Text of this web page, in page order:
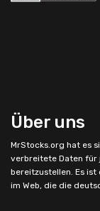
Über uns
MrStocks.org hat es
verbreitete Daten für
bereitzustellen. Es
im Web, die die